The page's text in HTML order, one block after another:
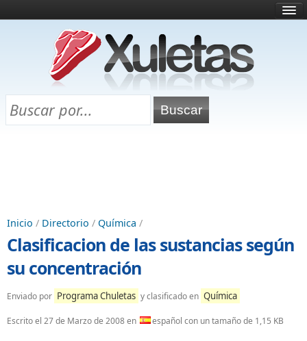
¿Qué es esto?
Directorio
Chuletas para exámenes
Inicio / Directorio / Química /
Clasificacion de las sustancias según
su concentración
Enviado por Programa Chuletas y clasificado en Química
Escrito el 27 de Marzo de 2008en español con un tamaño de 1,15 KB